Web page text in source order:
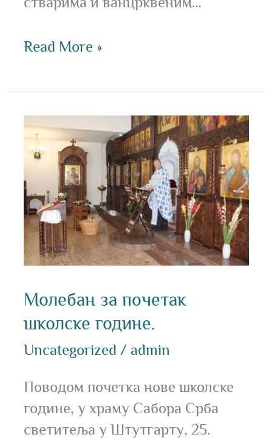
Read More »
Молебан за почетак
школске године.
Uncategorized / admin
Поводом почетка нове школске
године, у храму Сабора Срба
светитеља у Штутгарту, 25.
Молебан
за
почетак
школске
године.